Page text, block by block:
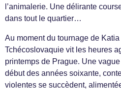
l’animalerie. Une délirante
dans tout le quartier…
Au moment du tournage de
Tchécoslovaquie vit les heures
printemps de Prague. Une
début des années soixante,
violentes se succèdent,